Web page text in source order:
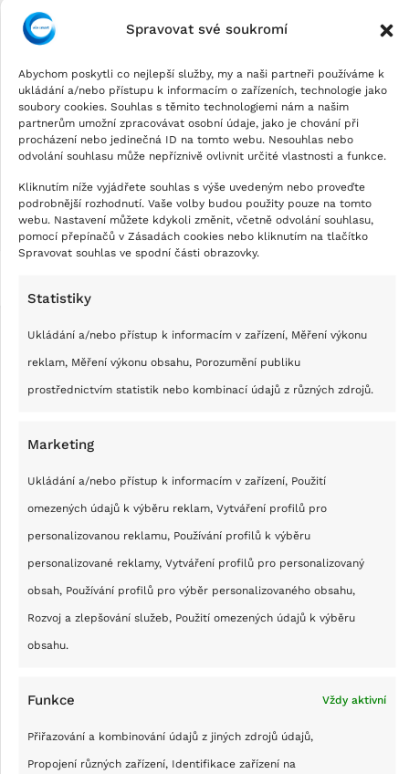
Spravovat své soukromí
Abychom poskytli co nejlepší služby, my a naši partneři používáme k
ukládání a/nebo přístupu k informacím o zařízeních, technologie jako
soubory cookies. Souhlas s těmito technologiemi nám a našim
partnerům umožní zpracovávat osobní údaje, jako je chování při
procházení nebo jedinečná ID na tomto webu. Nesouhlas nebo
odvolání souhlasu může nepříznivě ovlivnit určité vlastnosti a funkce.
Kliknutím níže vyjádřete souhlas s výše uvedeným nebo proveďte
podrobnější rozhodnutí. Vaše volby budou použity pouze na tomto
webu. Nastavení můžete kdykoli změnit, včetně odvolání souhlasu,
pomocí přepínačů v Zásadách cookies nebo kliknutím na tlačítko
Spravovat souhlas ve spodní části obrazovky.
Statistiky
Ukládání a/nebo přístup k informacím v zařízení, Měření výkonu
reklam, Měření výkonu obsahu, Porozumění publiku
prostřednictvím statistik nebo kombinací údajů z různých zdrojů.
Marketing
Ukládání a/nebo přístup k informacím v zařízení, Použití
omezených údajů k výběru reklam, Vytváření profilů pro
personalizovanou reklamu, Používání profilů k výběru
personalizované reklamy, Vytváření profilů pro personalizovaný
obsah, Používání profilů pro výběr personalizovaného obsahu,
Rozvoj a zlepšování služeb, Použití omezených údajů k výběru
obsahu.
Funkce Vždy aktivní
Přiřazování a kombinování údajů z jiných zdrojů údajů,
Propojení různých zařízení, Identifikace zařízení na
Recenze: Swissten temperované sklo
23 LISTOPADU, 2025 LUDVÍK ECKERMAN 0
COMMENTS
Ochranné sklo Swissten nás bohužel zklamalo.